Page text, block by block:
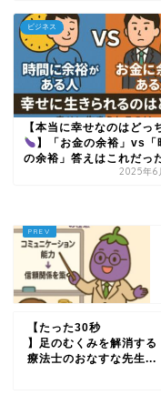
ビジネス
【本当に幸せなのはどっ
】「お金の余裕」vs「
の余裕」答えはこれだっ
2025年6
【たった30秒
】足のむくみを解消する
療法士のおなすな先生...